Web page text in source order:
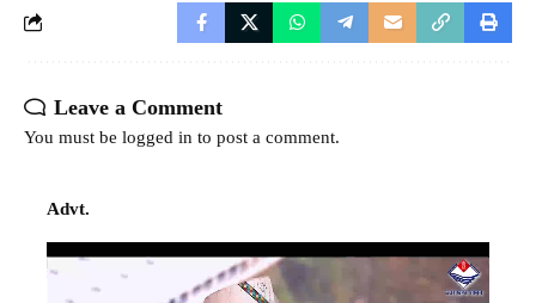
Leave a Comment
You must be logged in to post a comment.
Advt.
Video